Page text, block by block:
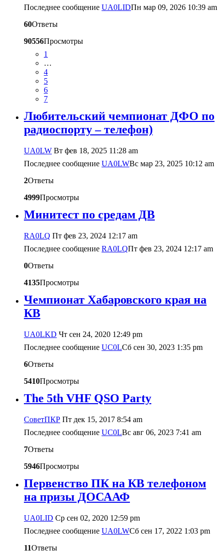
Последнее сообщение UA0LIDПн мар 09, 2026 10:39 am
60Ответы
90556Просмотры
1
…
4
5
6
7
Любительский чемпионат ДФО по
радиоспорту – телефон)
UA0LW Вт фев 18, 2025 11:28 am
Последнее сообщение UA0LWВс мар 23, 2025 10:12 am
2Ответы
4999Просмотры
Минитест по средам ДВ
RA0LQ Пт фев 23, 2024 12:17 am
Последнее сообщение RA0LQПт фев 23, 2024 12:17 am
0Ответы
4135Просмотры
Чемпионат Хабаровского края на
КВ
UA0LKD Чт сен 24, 2020 12:49 pm
Последнее сообщение UC0LСб сен 30, 2023 1:35 pm
6Ответы
5410Просмотры
The 5th VHF QSO Party
CоветПКР Пт дек 15, 2017 8:54 am
Последнее сообщение UC0LВс авг 06, 2023 7:41 am
7Ответы
5946Просмотры
Первенство ПК на КВ телефоном
на призы ДОСААФ
UA0LID Ср сен 02, 2020 12:59 pm
Последнее сообщение UA0LWСб сен 17, 2022 1:03 pm
11Ответы